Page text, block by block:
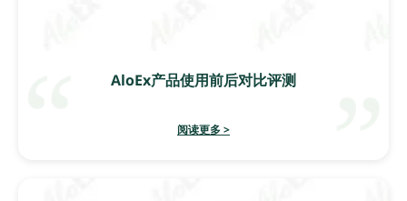
AloEx产品使用前后对比评测
阅读更多 >